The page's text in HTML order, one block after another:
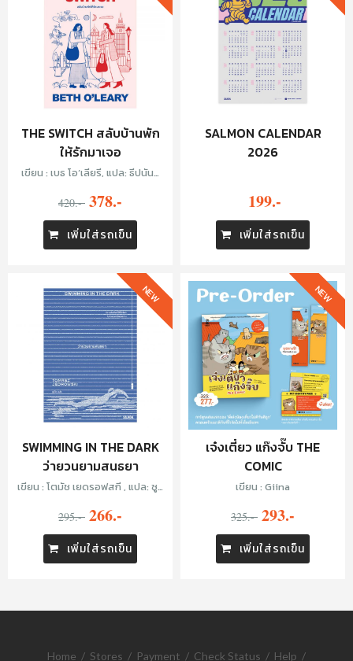
THE SWITCH สลับบ้านพัก
ให้รักมาเจอ
เขียน : เบธ โอ’เลียรี, แปล: ธีปนันท์
420.- 378.-
เพิ่มใส่รถเข็น
SALMON CALENDAR
2026
199.-
เพิ่มใส่รถเข็น
SWIMMING IN THE DARK
ว่ายวนยามสนธยา
เขียน : โตมัช เยดรอฟสกี , แปล: ซูลิ
295.- 266.-
เพิ่มใส่รถเข็น
NEW
เจ๋งเตี๋ยว แก๊งจั๊บ THE
COMIC
เขียน : Giina
325.- 293.-
เพิ่มใส่รถเข็น
NEW
Home / Stores / Payment / Check Status / Help /